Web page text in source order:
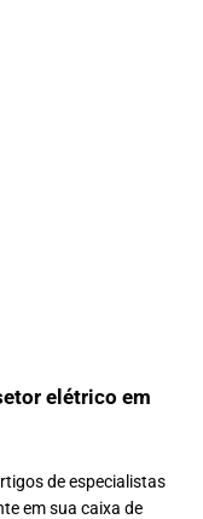
elétrico em
de especialistas
em sua caixa de